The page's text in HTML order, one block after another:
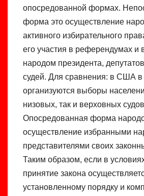
опосредованной формах.
форма это осуществление
активного избирательного
его участия в референдумах и
народом президента,
судей. Для сравнения: в США в
организуются выборы
низовых, так и верховных
Опосредованная форма
осуществление избранными
представителями своих
Таким образом, если в
принятие закона
установленному порядку и